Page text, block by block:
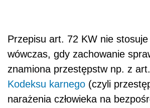
Przepisu art. 72 KW nie
wówczas, gdy zachowanie
znamiona przestępstw np. z
Kodeksu karnego (czyli
narażenia człowieka na